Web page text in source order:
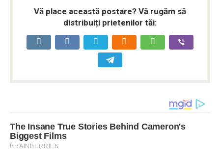
Vă place această postare? Vă rugăm să
distribuiți prietenilor tăi: